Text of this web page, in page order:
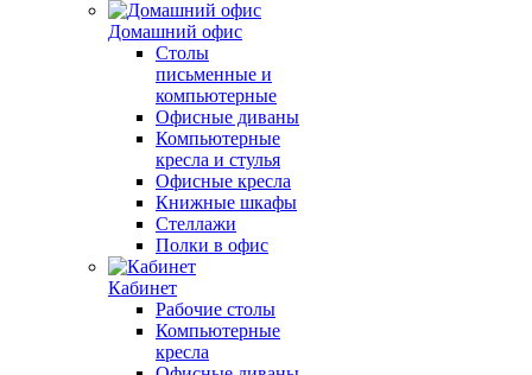
Домашний офис
Столы
письменные и
компьютерные
Офисные диваны
Компьютерные
кресла и стулья
Офисные кресла
Книжные шкафы
Стеллажи
Полки в офис
Кабинет
Рабочие столы
Компьютерные
кресла